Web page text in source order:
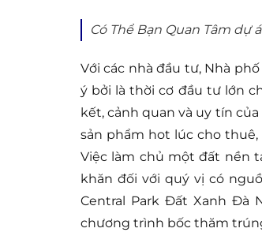
Có Thể Bạn Quan Tâm dự
Với các nhà đầu tư, Nhà
ý bởi là thời cơ đầu tư lớn
kết, cảnh quan và uy tín
sản phẩm hot lúc cho
Việc làm chủ một đất nền
khăn đối với quý vị có
Central Park Đất Xanh Đà
chương trình bốc thăm